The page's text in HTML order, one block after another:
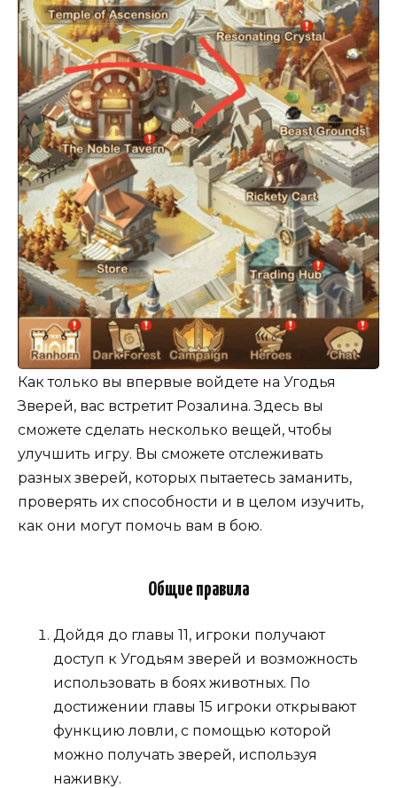
Как только вы впервые войдете на Угодья
Зверей, вас встретит Розалина. Здесь вы
сможете сделать несколько вещей, чтобы
улучшить игру. Вы сможете отслеживать
разных зверей, которых пытаетесь заманить,
проверять их способности и в целом изучить,
как они могут помочь вам в бою.
Общие правила
Дойдя до главы 11, игроки получают
доступ к Угодьям зверей и возможность
использовать в боях животных. По
достижении главы 15 игроки открывают
функцию ловли, с помощью которой
можно получать зверей, используя
наживку.